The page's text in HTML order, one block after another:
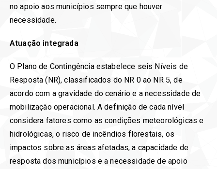
no apoio aos municípios sempre que houver
necessidade.
Atuação integrada
O Plano de Contingência estabelece seis Níveis de
Resposta (NR), classificados do NR 0 ao NR 5, de
acordo com a gravidade do cenário e a necessidade de
mobilização operacional. A definição de cada nível
considera fatores como as condições meteorológicas e
hidrológicas, o risco de incêndios florestais, os
impactos sobre as áreas afetadas, a capacidade de
resposta dos municípios e a necessidade de apoio